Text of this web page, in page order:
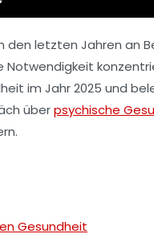
den letzten Jahren an
Notwendigkeit
im Jahr 2025 und
überpsychische
Gesundheit